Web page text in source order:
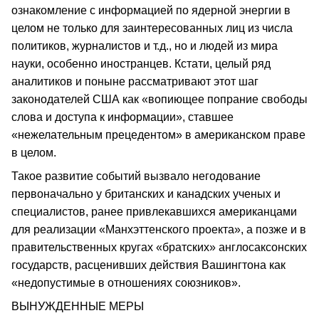
ознакомление с информацией по ядерной энергии в
целом не только для заинтересованных лиц из числа
политиков, журналистов и т.д., но и людей из мира
науки, особенно иностранцев. Кстати, целый ряд
аналитиков и поныне рассматривают этот шаг
законодателей США как «вопиющее попрание свободы
слова и доступа к информации», ставшее
«нежелательным прецедентом» в американском праве
в целом.
Такое развитие событий вызвало негодование
первоначально у британских и канадских ученых и
специалистов, ранее привлекавшихся американцами
для реализации «Манхэттенского проекта», а позже и в
правительственных кругах «братских» англосаксонских
государств, расценивших действия Вашингтона как
«недопустимые в отношениях союзников».
ВЫНУЖДЕННЫЕ МЕРЫ